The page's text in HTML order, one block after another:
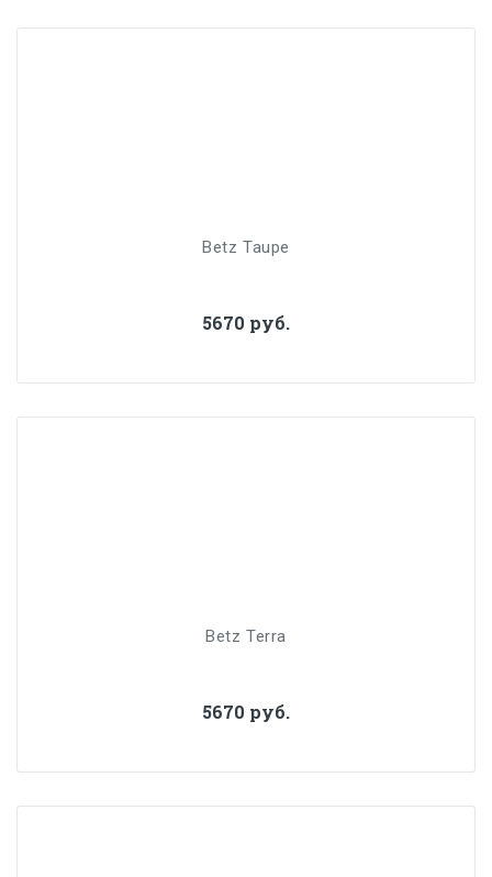
Betz Taupe
5670 руб.
Betz Terra
5670 руб.